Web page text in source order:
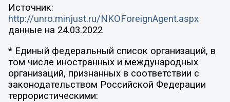
Источник:
http://unro.minjust.ru/NKOForeignAgent.aspx
данные на 24.03.2022
* Единый федеральный список организаций, в
том числе иностранных и международных
организаций, признанных в соответствии с
законодательством Российской Федерации
террористическими: